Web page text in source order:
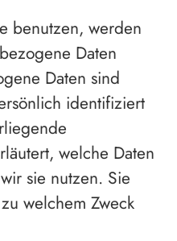
benutzen, werden
Daten
Daten sind
identifiziert
welche Daten
sie nutzen. Sie
welchem Zweck